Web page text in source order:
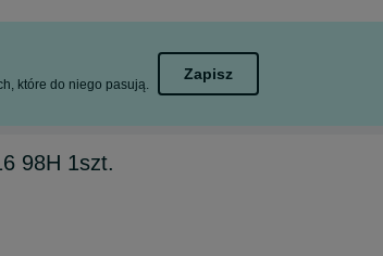
które do niego pasują.
Zapisz
98H 1szt.